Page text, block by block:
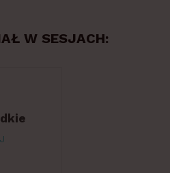
W SESJACH: